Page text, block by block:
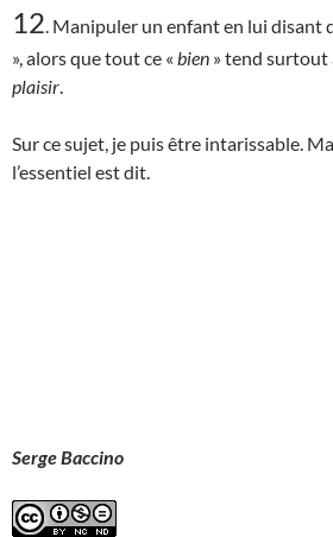
12 . Manipuler un enfant en lui disant
», alors que tout ce « bien » tend surtout
plaisir
Sur ce sujet, je puis être intarissable.
l’essentiel est dit.
Serge Baccino